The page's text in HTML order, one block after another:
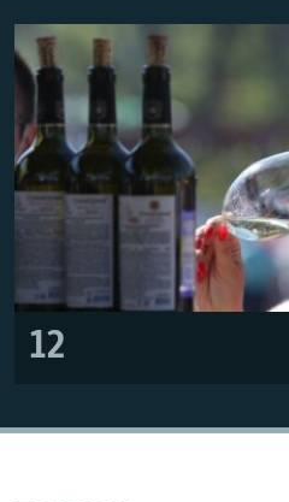
12